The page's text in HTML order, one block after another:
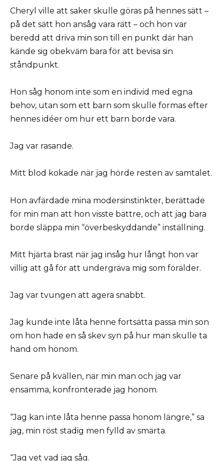
Cheryl ville att saker skulle göras på hennes sätt –
på det sätt hon ansåg vara rätt – och hon var
beredd att driva min son till en punkt där han
kände sig obekväm bara för att bevisa sin
ståndpunkt.
Hon såg honom inte som en individ med egna
behov, utan som ett barn som skulle formas efter
hennes idéer om hur ett barn borde vara.
Jag var rasande.
Mitt blod kokade när jag hörde resten av samtalet.
Hon avfärdade mina modersinstinkter, berättade
för min man att hon visste bättre, och att jag bara
borde släppa min “överbeskyddande” inställning.
Mitt hjärta brast när jag insåg hur långt hon var
villig att gå för att undergräva mig som förälder.
Jag var tvungen att agera snabbt.
Jag kunde inte låta henne fortsätta passa min son
om hon hade en så skev syn på hur man skulle ta
hand om honom.
Senare på kvällen, när min man och jag var
ensamma, konfronterade jag honom.
“Jag kan inte låta henne passa honom längre,” sa
jag, min röst stadig men fylld av smärta.
“Jag vet vad jag såg.